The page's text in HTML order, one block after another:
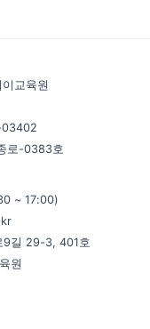
교육원
03402
로-0383호
~ 17:00)
9길 29-3, 401호
원